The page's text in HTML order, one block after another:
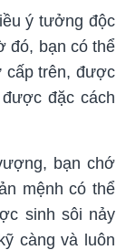
ý tưởng độc
đó, bạn có thể
cấp trên, được
đặc cách
bạn chớ
mệnh có thể
sinh sôi nảy
càng và luôn